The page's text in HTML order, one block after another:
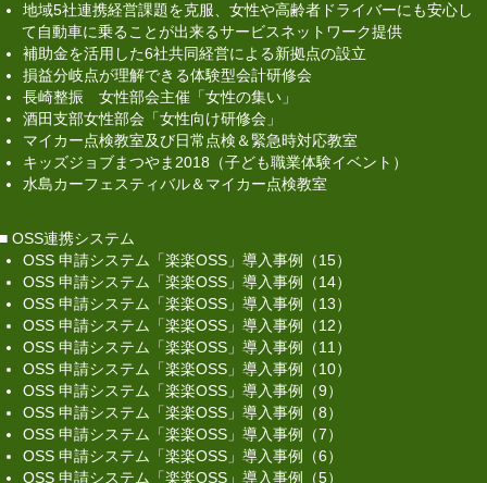
酒田支部女性部会「女性向け研修会」
マイカー点検教室及び日常点検＆緊急時対応教室
キッズジョブまつやま2018（子ども職業体験イベ
ント）
水島カーフェスティバル＆マイカー点検教室
OSS 申請システム「楽楽OSS」導入事例（15）
OSS 申請システム「楽楽OSS」導入事例（14）
OSS 申請システム「楽楽OSS」導入事例（13）
OSS 申請システム「楽楽OSS」導入事例（12）
OSS 申請システム「楽楽OSS」導入事例（11）
地域5社連携経営課題を克服、女性や高齢者ドライバーにも安心し
て自動車に乗ることが出来るサービスネットワーク提供
補助金を活用した6社共同経営による新拠点の設立
損益分岐点が理解できる体験型会計研修会
長崎整振 女性部会主催「女性の集い」
酒田支部女性部会「女性向け研修会」
マイカー点検教室及び日常点検＆緊急時対応教室
キッズジョブまつやま2018（子ども職業体験イベント）
水島カーフェスティバル＆マイカー点検教室
■ OSS連携システム
OSS 申請システム「楽楽OSS」導入事例（15）
OSS 申請システム「楽楽OSS」導入事例（14）
OSS 申請システム「楽楽OSS」導入事例（13）
OSS 申請システム「楽楽OSS」導入事例（12）
OSS 申請システム「楽楽OSS」導入事例（11）
OSS 申請システム「楽楽OSS」導入事例（10）
OSS 申請システム「楽楽OSS」導入事例（9）
OSS 申請システム「楽楽OSS」導入事例（8）
OSS 申請システム「楽楽OSS」導入事例（7）
OSS 申請システム「楽楽OSS」導入事例（6）
OSS 申請システム「楽楽OSS」導入事例（5）